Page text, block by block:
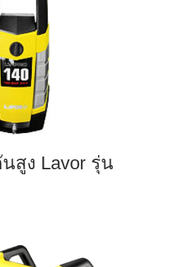
สูง Lavor รุ่น